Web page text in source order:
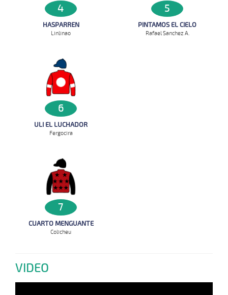
4
HASPARREN
Linlinao
5
PINTAMOS EL CIELO
Rafael Sanchez A.
6
ULI EL LUCHADOR
Fergocira
7
CUARTO MENGUANTE
Colicheu
VIDEO